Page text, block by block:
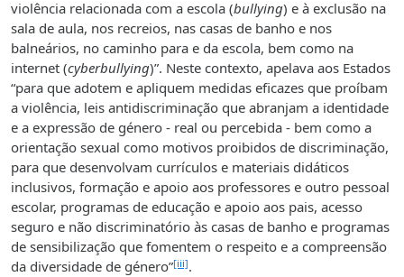
violência relacionada com a escola (bullying) e à exclusão na
sala de aula, nos recreios, nas casas de banho e nos
balneários, no caminho para e da escola, bem como na
internet (cyberbullying)”. Neste contexto, apelava aos Estados
“para que adotem e apliquem medidas eficazes que proíbam
a violência, leis antidiscriminação que abranjam a identidade
e a expressão de género - real ou percebida - bem como a
orientação sexual como motivos proibidos de discriminação,
para que desenvolvam currículos e materiais didáticos
inclusivos, formação e apoio aos professores e outro pessoal
escolar, programas de educação e apoio aos pais, acesso
seguro e não discriminatório às casas de banho e programas
de sensibilização que fomentem o respeito e a compreensão
da diversidade de género”[iii].